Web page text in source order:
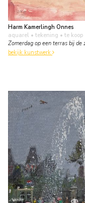
Harm Kamerlingh Onnes
aquarel • tekening • te koop
Zomerdag op een terras bij de
bekijk kunstwerk